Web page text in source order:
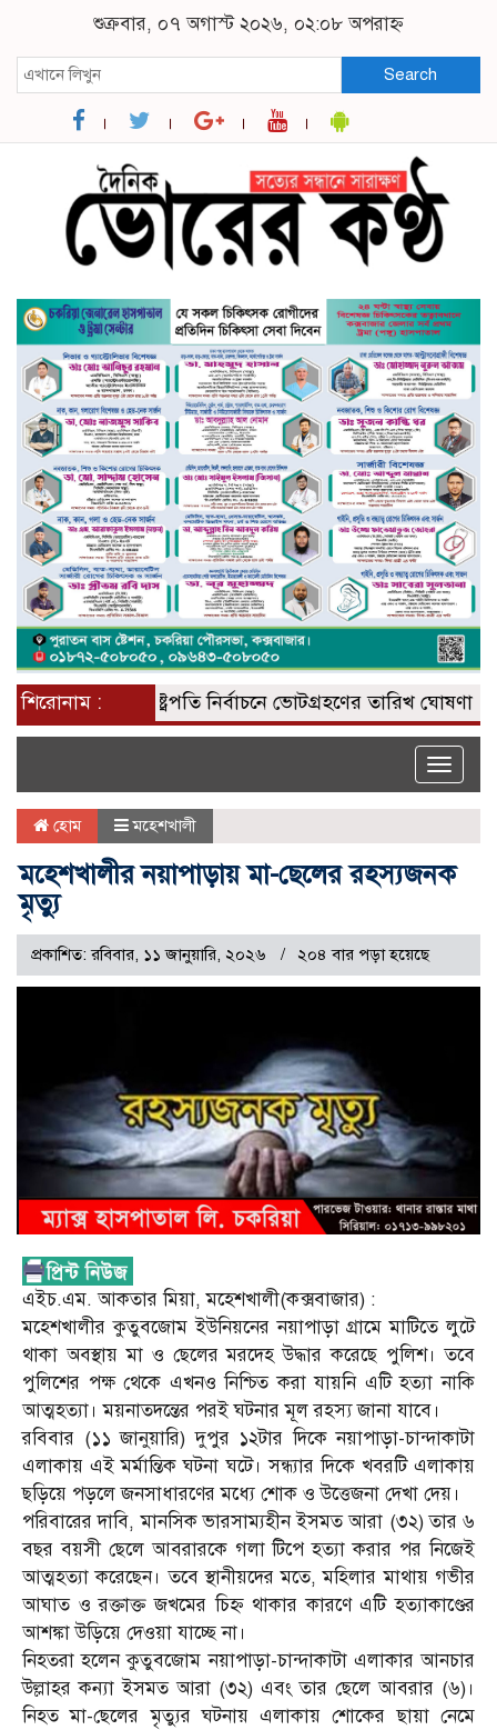
শুক্রবার, ০৭ অগাস্ট ২০২৬, ০২:০৮ অপরাহ্ন
Search
শিরোনাম :রাষ্ট্রপতি নির্বাচনে ভোটগ্রহণের তারিখ ঘোষণা
Toggle
হোম মহেশখালী
মহেশখালীর নয়াপাড়ায় মা-ছেলের রহস্যজনক
মৃত্যু
প্রকাশিত: রবিবার, ১১ জানুয়ারি, ২০২৬ ২০৪ বার পড়া হয়েছে
এইচ.এম. আকতার মিয়া, মহেশখালী(কক্সবাজার) :
মহেশখালীর কুতুবজোম ইউনিয়নের নয়াপাড়া গ্রামে মাটিতে লুটে
থাকা অবস্থায় মা ও ছেলের মরদেহ উদ্ধার করেছে পুলিশ। তবে
পুলিশের পক্ষ থেকে এখনও নিশ্চিত করা যায়নি এটি হত্যা নাকি
আত্মহত্যা। ময়নাতদন্তের পরই ঘটনার মূল রহস্য জানা যাবে।
রবিবার (১১ জানুয়ারি) দুপুর ১২টার দিকে নয়াপাড়া-চান্দাকাটা
এলাকায় এই মর্মান্তিক ঘটনা ঘটে। সন্ধ্যার দিকে খবরটি এলাকায়
ছড়িয়ে পড়লে জনসাধারণের মধ্যে শোক ও উত্তেজনা দেখা দেয়।
পরিবারের দাবি, মানসিক ভারসাম্যহীন ইসমত আরা (৩২) তার ৬
বছর বয়সী ছেলে আবরারকে গলা টিপে হত্যা করার পর নিজেই
আত্মহত্যা করেছেন। তবে স্থানীয়দের মতে, মহিলার মাথায় গভীর
আঘাত ও রক্তাক্ত জখমের চিহ্ন থাকার কারণে এটি হত্যাকাণ্ডের
আশঙ্কা উড়িয়ে দেওয়া যাচ্ছে না।
নিহতরা হলেন কুতুবজোম নয়াপাড়া-চান্দাকাটা এলাকার আনচার
উল্লাহর কন্যা ইসমত আরা (৩২) এবং তার ছেলে আবরার (৬)।
নিহত মা-ছেলের মৃত্যুর ঘটনায় এলাকায় শোকের ছায়া নেমে